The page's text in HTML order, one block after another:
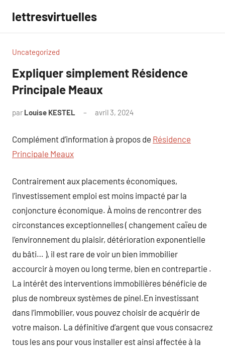
contenu
lettresvirtuelles
Uncategorized
Expliquer simplement Résidence
Principale Meaux
par Louise KESTEL avril 3, 2024
Complément d’information à propos de Résidence
Principale Meaux
Contrairement aux placements économiques,
l’investissement emploi est moins impacté par la
conjoncture économique. À moins de rencontrer des
circonstances exceptionnelles ( changement caïeu de
l’environnement du plaisir, détérioration exponentielle
du bâti… ), il est rare de voir un bien immobilier
accourcir à moyen ou long terme, bien en contrepartie .
La intérêt des interventions immobilières bénéficie de
plus de nombreux systèmes de pinel.En investissant
dans l’immobilier, vous pouvez choisir de acquérir de
votre maison. La définitive d’argent que vous consacrez
tous les ans pour vous installer est ainsi affectée à la